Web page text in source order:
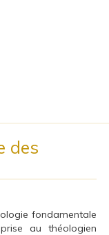
des
fondamentale
au théologien